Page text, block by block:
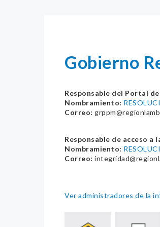
Gobierno
Responsable del Portal
Nombramiento:
Correo:
Responsable de acceso a
Nombramiento:
Correo:
Ver administradores de la